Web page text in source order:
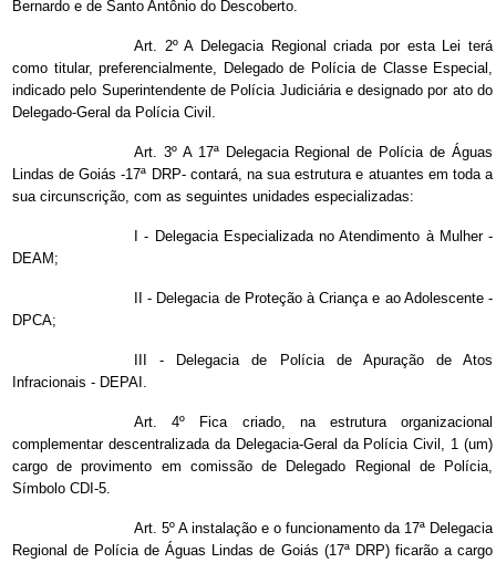
Bernardo e de Santo Antônio do Descoberto.
Art. 2º A Delegacia Regional criada por esta Lei terá
como titular, preferencialmente, Delegado de Polícia de Classe Especial,
indicado pelo Superintendente de Polícia Judiciária e designado por ato do
Delegado-Geral da Polícia Civil.
Art. 3º A 17ª Delegacia Regional de Polícia de Águas
Lindas de Goiás -17ª DRP- contará, na sua estrutura e atuantes em toda a
sua circunscrição, com as seguintes unidades especializadas:
I - Delegacia Especializada no Atendimento à Mulher -
DEAM;
II - Delegacia de Proteção à Criança e ao Adolescente -
DPCA;
III - Delegacia de Polícia de Apuração de Atos
Infracionais - DEPAI.
Art. 4º Fica criado, na estrutura organizacional
complementar descentralizada da Delegacia-Geral da Polícia Civil, 1 (um)
cargo de provimento em comissão de Delegado Regional de Polícia,
Símbolo CDI-5.
Art. 5º A instalação e o funcionamento da 17ª Delegacia
Regional de Polícia de Águas Lindas de Goiás (17ª DRP) ficarão a cargo